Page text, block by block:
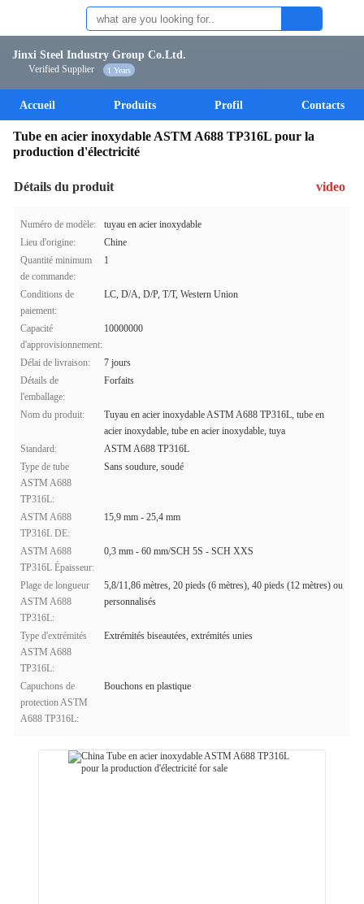
Jinxi Steel Industry Group Co.Ltd.
Verified Supplier 1 Years
Accueil Produits Profil Contacts
Tube en acier inoxydable ASTM A688 TP316L pour la
production d'électricité
Détails du produit video
Numéro de modèle:
tuyau en acier inoxydable
Lieu d'origine:
Chine
Quantité minimum
de commande:
1
Conditions de
paiement:
LC, D/A, D/P, T/T, Western Union
Capacité
d'approvisionnement:
10000000
Délai de livraison:
7 jours
Détails de
l'emballage:
Forfaits
Nom du produit:
Tuyau en acier inoxydable ASTM A688 TP316L, tube en
acier inoxydable, tube en acier inoxydable, tuya
Standard:
ASTM A688 TP316L
Type de tube
ASTM A688
TP316L:
Sans soudure, soudé
ASTM A688
TP316L DE:
15,9 mm - 25,4 mm
ASTM A688
TP316L Épaisseur:
0,3 mm - 60 mm/SCH 5S - SCH XXS
Plage de longueur
ASTM A688
TP316L:
5,8/11,86 mètres, 20 pieds (6 mètres), 40 pieds (12 mètres) ou
personnalisés
Type d'extrémités
ASTM A688
TP316L:
Extrémités biseautées, extrémités unies
Capuchons de
protection ASTM
A688 TP316L:
Bouchons en plastique